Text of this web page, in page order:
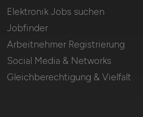
Elektronik Jobs suchen
Jobfinder
Arbeitnehmer Registrierung
Social Media & Networks
Gleichberechtigung & Vielfalt